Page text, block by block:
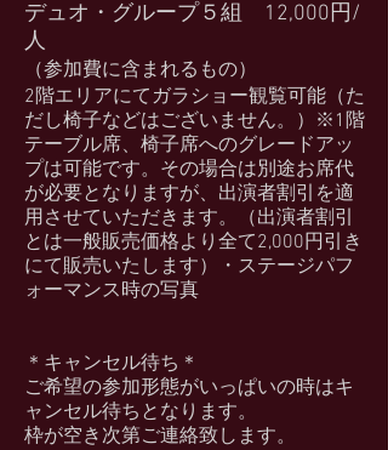
デュオ・グループ５組 12,000円/
人
（参加費に含まれるもの）
2階エリアにてガラショー観覧可能（た
だし椅子などはございません。）※1階
テーブル席、椅子席へのグレードアッ
プは可能です。その場合は別途お席代
が必要となりますが、出演者割引を適
用させていただきます。（出演者割引
とは一般販売価格より全て2,000円引き
にて販売いたします）・ステージパフ
ォーマンス時の写真
＊キャンセル待ち＊
ご希望の参加形態がいっぱいの時はキ
ャンセル待ちとなります。
枠が空き次第ご連絡致します。